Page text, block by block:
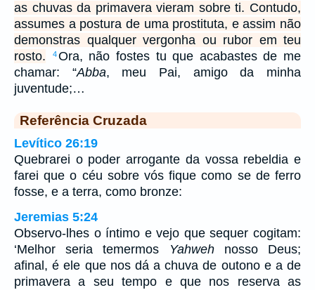
as chuvas da primavera vieram sobre ti. Contudo,
assumes a postura de uma prostituta, e assim não
demonstras qualquer vergonha ou rubor em teu
rosto.
4Ora, não fostes tu que acabastes de me
chamar: “Abba, meu Pai, amigo da minha
juventude;…
Referência Cruzada
Levítico 26:19
Quebrarei o poder arrogante da vossa rebeldia e
farei que o céu sobre vós fique como se de ferro
fosse, e a terra, como bronze:
Jeremias 5:24
Observo-lhes o íntimo e vejo que sequer cogitam:
‘Melhor seria temermos
Yahwehnosso Deus;
afinal, é ele que nos dá a chuva de outono e a de
primavera a seu tempo e que nos reserva as